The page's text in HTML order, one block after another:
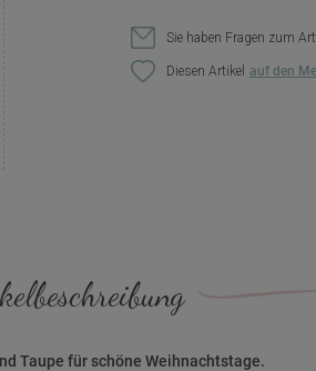
Sie haben Fragen zum
Diesen Artikel
Taupe für schöne Weihnachtstage.